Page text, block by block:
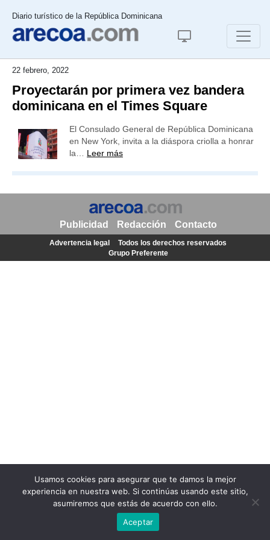
Diario turístico de la República Dominicana
22 febrero, 2022
Proyectarán por primera vez bandera
dominicana en el Times Square
El Consulado General de República Dominicana
en New York, invita a la diáspora criolla a honrar
la… Leer más
Usamos cookies para asegurar que te damos la mejor
experiencia en nuestra web. Si continúas usando este sitio,
asumiremos que estás de acuerdo con ello.
Aceptar
Publicidad Redacción Contacto
Advertencia legal
Todos los derechos reservados
Grupo Preferente